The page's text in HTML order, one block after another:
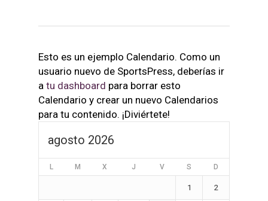
Esto es un ejemplo Calendario. Como un
usuario nuevo de SportsPress, deberías ir
a tu dashboard para borrar esto
Calendario y crear un nuevo Calendarios
para tu contenido. ¡Diviértete!
agosto 2026
L M X J V S D
1 2